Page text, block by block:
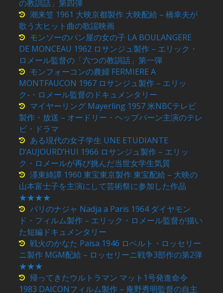
の教訓話」第四弾
潮来笠 1961 大映京都製作 大映配給 – 橋幸夫が
歌う大ヒット曲の歌謡映画
モンソーのパン屋の女の子 LA BOULANGERE
DE MONCEAU 1962 ロサンジュ製作 – エリック・
ロメール監督の「六つの教訓話」第一弾
モンフォーコンの農婦 FERMIERE A
MONTFAUCON 1967 ロサンジュ製作 – エリッ
ク-・ロメール監督のドキュメンタリー
マイヤーリング Mayerling 1957 米NBCテレビ
製作・放送 – オードリー・ヘップバーン主演のテレ
ビ・ドラマ
ある現代の女子学生 UNE ETUDIANTE
D’AUJOURD’HUI 1966 ロサンジュ製作 – エリッ
ク・ロメールが再び挑んだ当世女学生気質
濹東綺譚 1960 東宝東京製作 東宝配給 – 大映の
山本富士子を主演にして芸術祭に参加した作品
★★★★
パリのナジャ Nadja a Paris 1964 ダイヤモン
ド・フィルム製作 – エリック・ロメール監督が描い
た短編ドキュメンタリー
戦火のかなた Paisa 1946 ロベルト・ロッセリー
ニ製作 MGM配給 – ロッセリーニ戦争3部作の第2弾
★★★
帰ってきたウルトラマン マット1号発進命令
1983 DAICONフィルム製作 – 庵野秀明監督の自主